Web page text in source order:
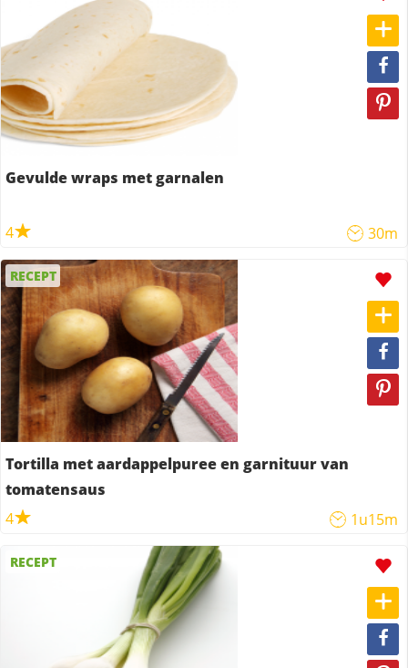
Gevulde wraps met garnalen
4 30m
RECEPT
Tortilla met aardappelpuree en garnituur van
tomatensaus
4
1u15m
RECEPT